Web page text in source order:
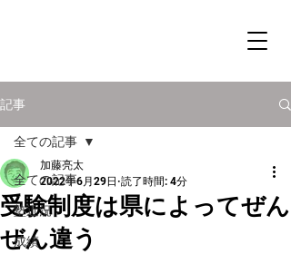
記事
全ての記事
塾近況
成績
全ての記事
受験制度は県によってぜん
ぜん違う
加藤亮太
2022年6月29日 読了時間: 4分